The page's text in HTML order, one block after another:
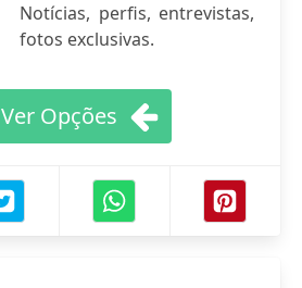
Notícias, perfis, entrevistas,
fotos exclusivas.
Ver Opções